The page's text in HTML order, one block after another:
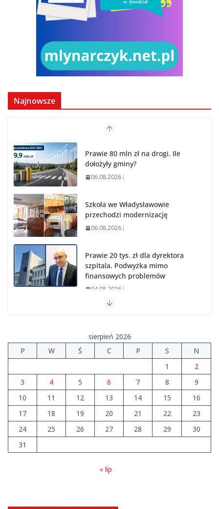
Najnowsze
Prawie 80 mln zł na drogi. Ile
dołożyły gminy?
06.08.2026
Szkoła we Władysławowie
przechodzi modernizację
06.08.2026
Prawie 20 tys. zł dla dyrektora
szpitala. Podwyżka mimo
finansowych problemów
04.08.2026
Wiata Wielkopolska. Dotacje nawet do 300 tys. zł
14 sierpnia urzędy skarbowe
będą nieczynne
06.08.2026
sierpień 2026
P
W Ś C P S
N
1
2
3
4 5 6 7 8
9
10
11 12 13 14 15
16
17
18 19 20 21 22
23
24
25 26 27 28 29
30
31
« lip